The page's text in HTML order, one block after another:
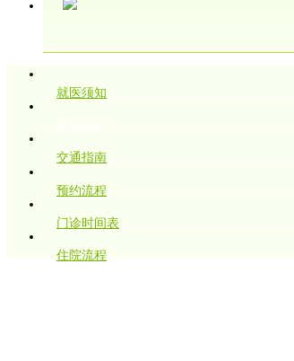
就医须知
交通指南
预约流程
门诊时间表
住院流程